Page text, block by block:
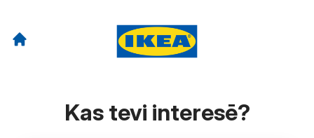
Kas tevi interesē?